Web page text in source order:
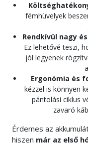
fémhüvelyek
Rendkívül nagy
Ez lehetővé teszi,
jól legyenek
Ergonómia és
kézzel is könnyen
pántolási ciklus
zavaró
Érdemes az
hiszen már az első